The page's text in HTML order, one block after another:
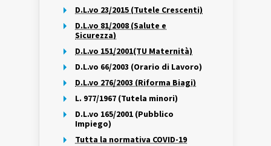
D.L.vo 23/2015 (Tutele Crescenti)
D.L.vo 81/2008 (Salute e
Sicurezza)
D.L.vo 151/2001(TU Maternità)
D.L.vo 66/2003 (Orario di Lavoro)
D.L.vo 276/2003 (Riforma Biagi)
L. 977/1967 (Tutela minori)
D.L.vo 165/2001 (Pubblico
Impiego)
Tutta la normativa COVID-19